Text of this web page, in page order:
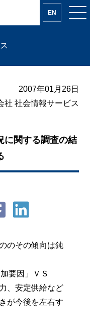
EN
2007年01月26日
社 社会情報サービス
に関する調査の結
のその傾向は鈍
要因」ＶＳ
、安定供給など
が今後を左右す